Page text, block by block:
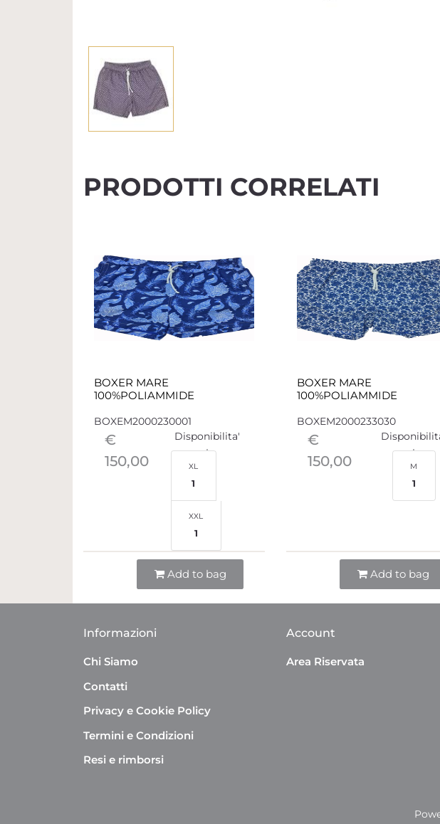
PRODOTTI CORRELATI
BOXER MARE
100%POLIAMMIDE
BOXEM2000230001
€
150,00
Disponibilita'
XL
1
XXL
1
Add to bag
BOXER MARE
100%POLIAMMIDE
BOXEM2000233030
€
150,00
M
1
Add to bag
Informazioni
Chi Siamo
Contatti
Privacy e Cookie Policy
Termini e Condizioni
Resi e rimborsi
Account
Area Riservata